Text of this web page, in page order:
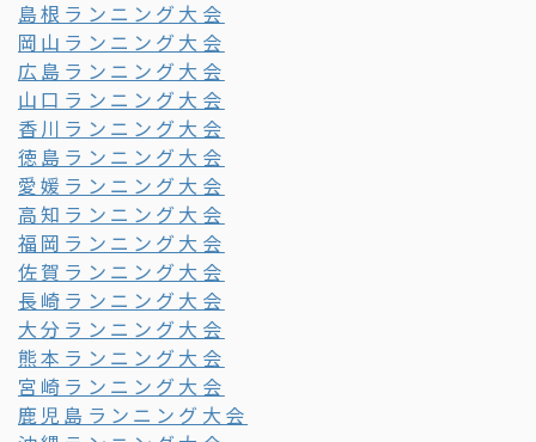
島根ランニング大会
岡山ランニング大会
広島ランニング大会
山口ランニング大会
香川ランニング大会
徳島ランニング大会
愛媛ランニング大会
高知ランニング大会
福岡ランニング大会
佐賀ランニング大会
長崎ランニング大会
大分ランニング大会
熊本ランニング大会
宮崎ランニング大会
鹿児島ランニング大会